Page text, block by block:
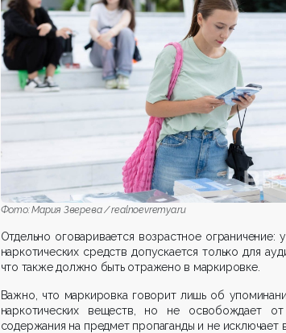
Фото: Мария Зверева / realnoevremya.ru
Отдельно оговаривается возрастное ограничение:
наркотических средств допускается только для
что также должно быть отражено в маркировке.
Важно, что маркировка говорит лишь об
наркотических веществ, но не освобождает
содержания на предмет пропаганды и не исключает